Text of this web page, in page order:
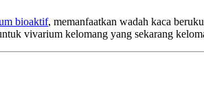
bioaktif, memanfaatkan wadah kaca
vivarium kelomang yang sekarang